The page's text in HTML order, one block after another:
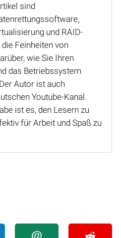
sind
und RAID-
Feinheiten von
wie Sie Ihren
das Betriebssystem
Autor ist auch
Youtube-Kanal.
ist es, den Lesern zu
für Arbeit und Spaß zu